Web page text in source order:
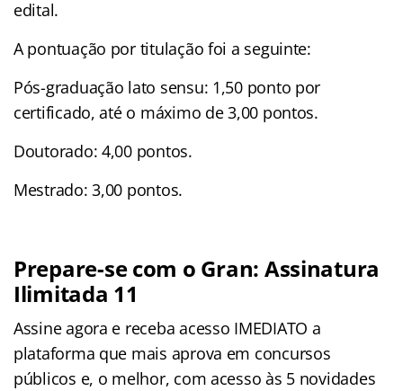
edital.
A pontuação por titulação foi a seguinte:
Pós-graduação lato sensu: 1,50 ponto por
certificado, até o máximo de 3,00 pontos.
Doutorado: 4,00 pontos.
Mestrado: 3,00 pontos.
Prepare-se com o Gran: Assinatura
Ilimitada 11
Assine agora e receba acesso IMEDIATO a
plataforma que mais aprova em concursos
públicos e, o melhor, com acesso às 5 novidades